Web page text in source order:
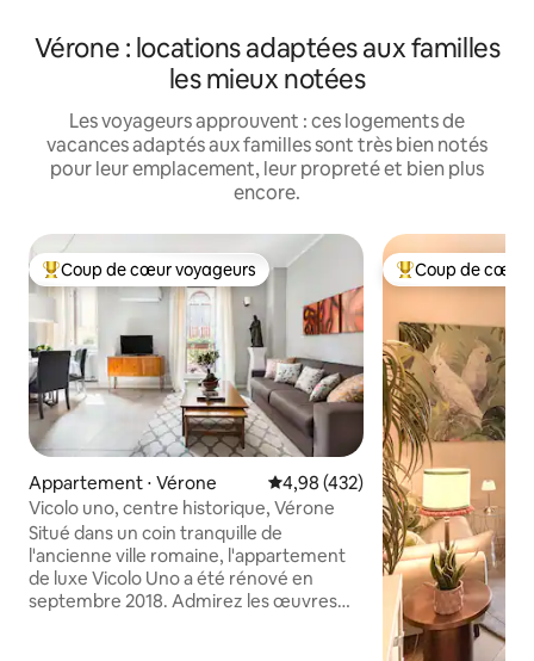
Vérone : locations adaptées aux familles
les mieux notées
Les voyageurs approuvent : ces logements de
vacances adaptés aux familles sont très bien notés
pour leur emplacement, leur propreté et bien plus
encore.
Coups de cœur voyageurs les plus appréciés
Coup de cœur voyageurs
Appartement ⋅ Vérone Évaluation moyenne sur la
4,98 (432)
Vicolo uno, centre historique, Vérone
Situé dans un coin tranquille de
l'ancienne ville romaine, l'appartement
de luxe Vicolo Uno a été rénové en
septembre 2018. Admirez les œuvres
Coups de cœur
Coup de cœur